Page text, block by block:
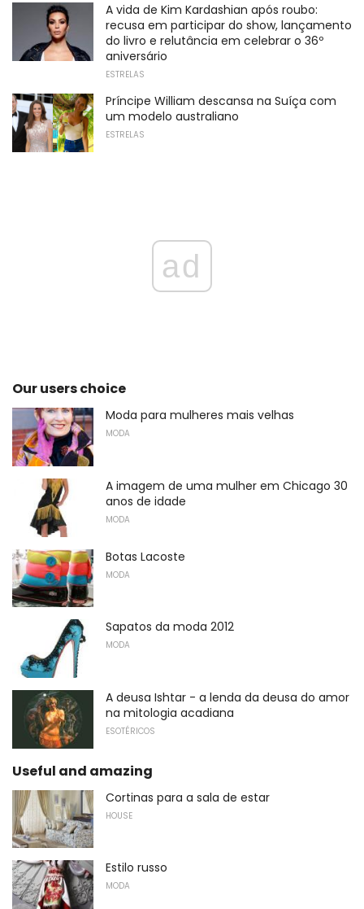
A vida de Kim Kardashian após roubo:
recusa em participar do show, lançamento
do livro e relutância em celebrar o 36º
aniversário
ESTRELAS
Príncipe William descansa na Suíça com
um modelo australiano
ESTRELAS
ad
Our users choice
Moda para mulheres mais velhas
MODA
A imagem de uma mulher em Chicago 30
anos de idade
MODA
Botas Lacoste
MODA
Sapatos da moda 2012
MODA
A deusa Ishtar - a lenda da deusa do amor
na mitologia acadiana
ESOTÉRICOS
Useful and amazing
Cortinas para a sala de estar
HOUSE
Estilo russo
MODA